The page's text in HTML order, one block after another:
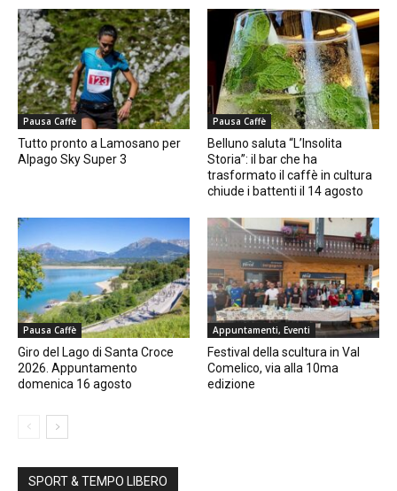
Pausa Caffè
Tutto pronto a Lamosano per
Alpago Sky Super 3
Pausa Caffè
Belluno saluta “L’Insolita
Storia”: il bar che ha
trasformato il caffè in cultura
chiude i battenti il 14 agosto
Pausa Caffè
Giro del Lago di Santa Croce
2026. Appuntamento
domenica 16 agosto
Appuntamenti, Eventi
Festival della scultura in Val
Comelico, via alla 10ma
edizione
SPORT & TEMPO LIBERO